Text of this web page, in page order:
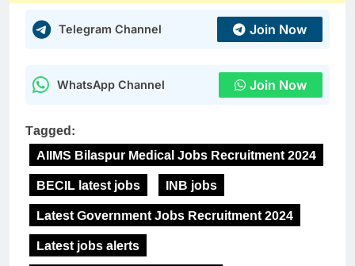
Telegram Channel Join Now
WhatsApp Channel Join Now
Tagged:
AIIMS Bilaspur Medical Jobs Recruitment 2024
BECIL latest jobs
INB jobs
Latest Government Jobs Recruitment 2024
Latest jobs alerts